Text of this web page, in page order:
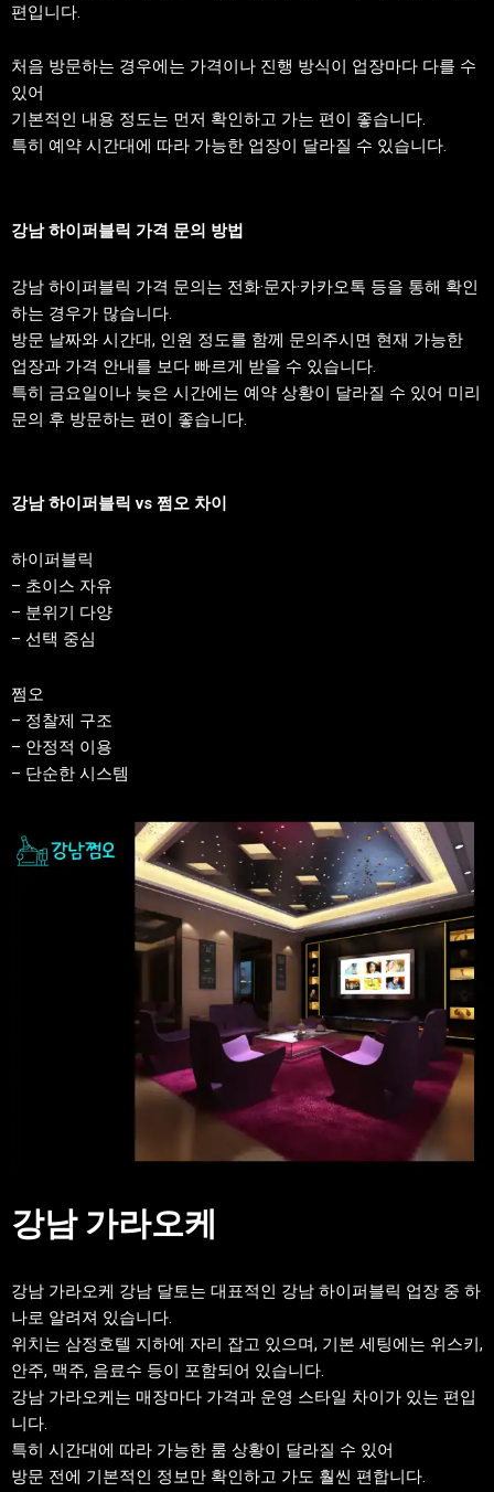
편입니다.
처음 방문하는 경우에는 가격이나 진행 방식이 업장마다 다를 수
있어
기본적인 내용 정도는 먼저 확인하고 가는 편이 좋습니다.
특히 예약 시간대에 따라 가능한 업장이 달라질 수 있습니다.
강남 하이퍼블릭 가격 문의 방법
강남 하이퍼블릭 가격 문의는 전화·문자·카카오톡 등을 통해 확인
하는 경우가 많습니다.
방문 날짜와 시간대, 인원 정도를 함께 문의주시면 현재 가능한
업장과 가격 안내를 보다 빠르게 받을 수 있습니다.
특히 금요일이나 늦은 시간에는 예약 상황이 달라질 수 있어 미리
문의 후 방문하는 편이 좋습니다.
강남 하이퍼블릭 vs 쩜오 차이
하이퍼블릭
– 초이스 자유
– 분위기 다양
– 선택 중심
쩜오
– 정찰제 구조
– 안정적 이용
– 단순한 시스템
강남 가라오케
강남 가라오케 강남 달토는 대표적인 강남 하이퍼블릭 업장 중 하
나로 알려져 있습니다.
위치는 삼정호텔 지하에 자리 잡고 있으며, 기본 세팅에는 위스키,
안주, 맥주, 음료수 등이 포함되어 있습니다.
강남 가라오케는 매장마다 가격과 운영 스타일 차이가 있는 편입
니다.
특히 시간대에 따라 가능한 룸 상황이 달라질 수 있어
방문 전에 기본적인 정보만 확인하고 가도 훨씬 편합니다.